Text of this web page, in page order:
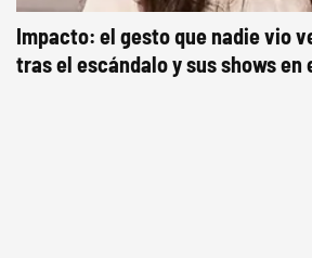
Impacto: el gesto que nadie vio
tras el escándalo y sus shows en